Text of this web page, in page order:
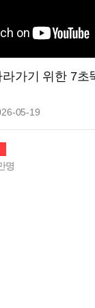
가기 위한 7초
05-19
명